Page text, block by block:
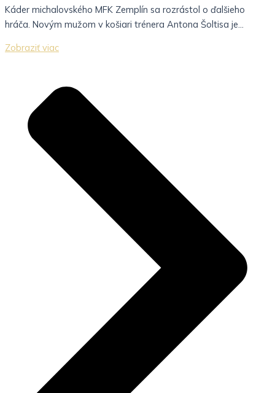
Káder michalovského MFK Zemplín sa rozrástol o ďalšieho
hráča. Novým mužom v košiari trénera Antona Šoltisa je...
Zobraziť viac